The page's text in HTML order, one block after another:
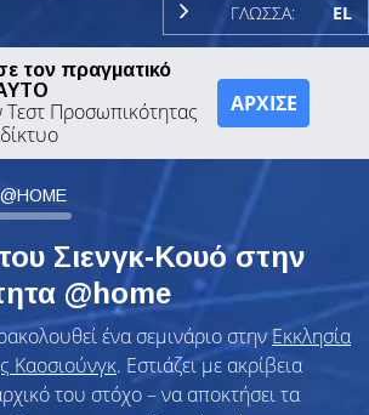
ΓΛΩΣΣΑ: EL
τον πραγματικό
Προσωπικότητας
ΑΡΧΙΣΕ
Σιενγκ‑Κουό στην
@home
ένα σεμινάριο στην Εκκλησία
Καοσιούνγκ. Εστιάζει με ακρίβεια
του στόχο – να αποκτήσει τα